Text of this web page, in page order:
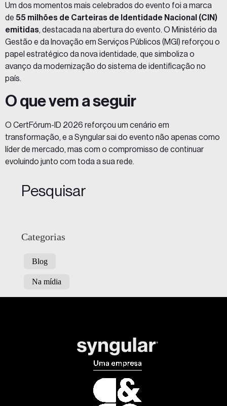
Um dos momentos mais celebrados do evento foi a marca
de 55 milhões de Carteiras de Identidade Nacional (CIN)
emitidas, destacada na abertura do evento. O Ministério da
Gestão e da Inovação em Serviços Públicos (MGI) reforçou o
papel estratégico da nova identidade, que simboliza o
avanço da modernização do sistema de identificação no
país.
O que vem a seguir
O CertFórum-ID 2026 reforçou um cenário em
transformação, e a Syngular sai do evento não apenas como
líder de mercado, mas com o compromisso de continuar
evoluindo junto com toda a sua rede.
Pesquisar
Categorias
Blog
Na mídia